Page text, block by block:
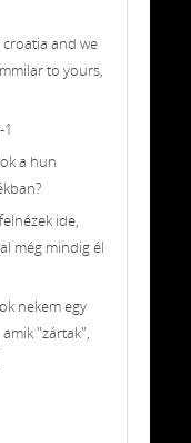
and we
to yours,
a hun
ide,
még mindig él
nekem egy
"zártak",